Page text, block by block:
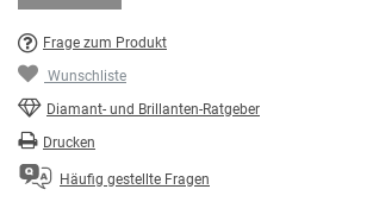
Frage zum Produkt
Wunschliste
Diamant- und Brillanten-Ratgeber
Drucken
Häufig gestellte Fragen